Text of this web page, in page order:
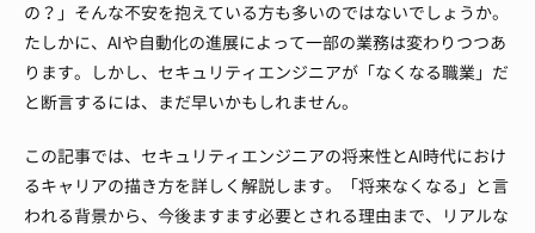
の？」そんな不安を抱えている方も多いのではないでしょうか。
たしかに、AIや自動化の進展によって一部の業務は変わりつつあ
ります。しかし、セキュリティエンジニアが「なくなる職業」だ
と断言するには、まだ早いかもしれません。
この記事では、セキュリティエンジニアの将来性とAI時代におけ
るキャリアの描き方を詳しく解説します。「将来なくなる」と言
われる背景から、今後ますます必要とされる理由まで、リアルな